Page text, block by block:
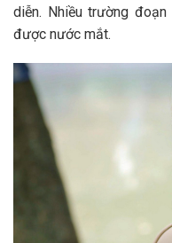
diễn. Nhiều trường
được nước mắt.